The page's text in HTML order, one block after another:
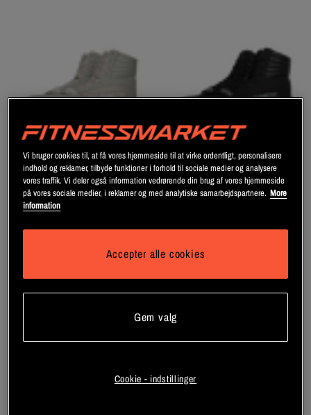
Gwear Performance High Tops,
Bliv medlem
Vi bruger cookies til, at få vores hjemmeside til at virke ordentligt, personalisere
indhold og reklamer, tilbyde funktioner i forhold til sociale medier og analysere
vores traffik. Vi deler også information vedrørende din brug af vores hjemmeside
på vores sociale medier, i reklamer og med analytiske samarbejdspartnere. More
information
Accepter alle cookies
Gem valg
Cookie - indstillinger